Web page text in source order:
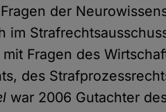
der
im
Fragen des
des
war 2006 Gutachter